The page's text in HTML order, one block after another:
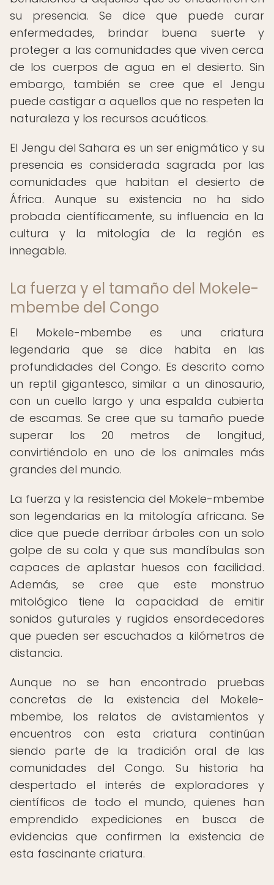
su presencia. Se dice que puede curar
enfermedades, brindar buena suerte y
proteger a las comunidades que viven cerca
de los cuerpos de agua en el desierto. Sin
embargo, también se cree que el Jengu
puede castigar a aquellos que no respeten la
naturaleza y los recursos acuáticos.
El Jengu del Sahara es un ser enigmático y su
presencia es considerada sagrada por las
comunidades que habitan el desierto de
África. Aunque su existencia no ha sido
probada científicamente, su influencia en la
cultura y la mitología de la región es
innegable.
La fuerza y el tamaño del Mokele-
mbembe del Congo
El Mokele-mbembe es una criatura
legendaria que se dice habita en las
profundidades del Congo. Es descrito como
un reptil gigantesco, similar a un dinosaurio,
con un cuello largo y una espalda cubierta
de escamas. Se cree que su tamaño puede
superar los 20 metros de longitud,
convirtiéndolo en uno de los animales más
grandes del mundo.
La fuerza y la resistencia del Mokele-mbembe
son legendarias en la mitología africana. Se
dice que puede derribar árboles con un solo
golpe de su cola y que sus mandíbulas son
capaces de aplastar huesos con facilidad.
Además, se cree que este monstruo
mitológico tiene la capacidad de emitir
sonidos guturales y rugidos ensordecedores
que pueden ser escuchados a kilómetros de
distancia.
Aunque no se han encontrado pruebas
concretas de la existencia del Mokele-
mbembe, los relatos de avistamientos y
encuentros con esta criatura continúan
siendo parte de la tradición oral de las
comunidades del Congo. Su historia ha
despertado el interés de exploradores y
científicos de todo el mundo, quienes han
emprendido expediciones en busca de
evidencias que confirmen la existencia de
esta fascinante criatura.